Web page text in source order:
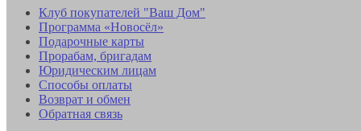
Клуб покупателей "Ваш Дом"
Программа «Новосёл»
Подарочные карты
Прорабам, бригадам
Юридическим лицам
Способы оплаты
Возврат и обмен
Обратная связь